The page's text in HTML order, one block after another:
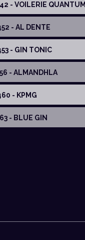
- VOILERIE QUANTUM
- AL DENTE
- GIN TONIC
- ALMANDHLA
- KPMG
- BLUE GIN